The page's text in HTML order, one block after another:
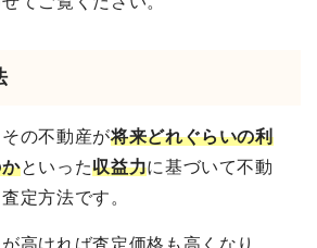
の不動産が将来どれぐらいの利
といった収益力に基づいて不動
定方法です。
高ければ査定価格も高くなり、